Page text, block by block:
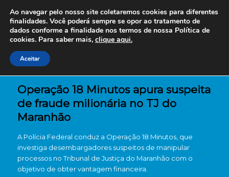
Operação 18 Minutos apura suspeita
de fraude milionária no TJ do
Maranhão
A Polícia Federal conduz a Operação 18 Minutos, que
investiga desembargadores suspeitos de manipular
processos noTribunal de Justiça do Maranhão com o
objetivo de obter vantagem financeira.
Ao navegar pelo nosso site coletaremos cookies para diferentes
finalidades. Você poderá sempre se opor ao tratamento de
dados conforme a finalidade nos termos de nossa Política de
cookies. Para saber mais, clique aqui.
Aceitar